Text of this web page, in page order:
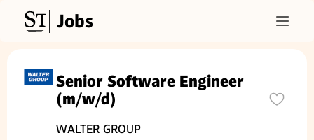
Jobs
Senior Software Engineer
(m/w/d)
WALTER GROUP